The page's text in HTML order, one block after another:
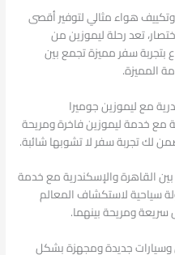
هواء مثالي لتوفير أقصى
تعد رحلة ليموزين من
بتجربة سفر مميزة تجمع بين
المميزة.
مع ليموزين جوميرا
مع خدمة ليموزين فاخرة ومريحة
لك تجربة سفر لا تشوبها شائبة.
القاهرة والإسكندرية مع خدمة
سياحية لاستكشاف المعالم
سريعة ومريحة بينهما.
وسيارات جديدة ومجهزة بشكل